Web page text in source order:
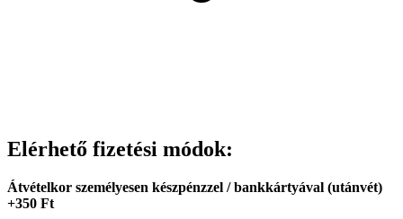
Elérhető fizetési módok:
Átvételkor személyesen készpénzzel / bankkártyával (utánvét)
+350 Ft